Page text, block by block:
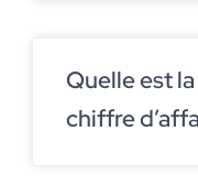
Quelle est
chiffre